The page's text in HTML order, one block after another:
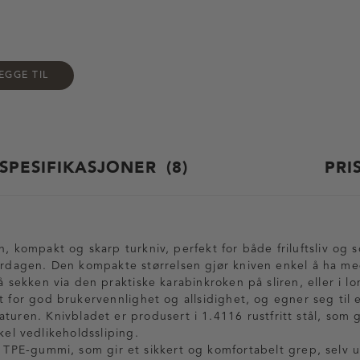
TIL
8
kompakt og skarp turkniv, perfekt for både friluftsliv og
Den kompakte størrelsen gjør kniven enkel å ha
via den praktiske karabinkroken på sliren, eller i
for god brukervennlighet og allsidighet, og egner seg til
Knivbladet er produsert i 1.4116 rustfritt stål, som
vedlikeholdssliping.
gummi, som gir et sikkert og komfortabelt grep, selv